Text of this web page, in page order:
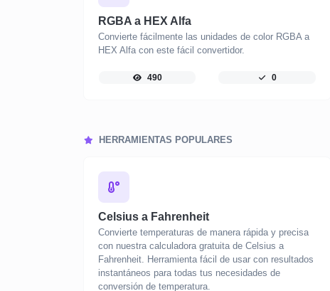
RGBA a HEX Alfa
Convierte fácilmente las unidades de color RGBA a
HEX Alfa con este fácil convertidor.
490 0
HERRAMIENTAS POPULARES
Celsius a Fahrenheit
Convierte temperaturas de manera rápida y precisa
con nuestra calculadora gratuita de Celsius a
Fahrenheit. Herramienta fácil de usar con resultados
instantáneos para todas tus necesidades de
conversión de temperatura.